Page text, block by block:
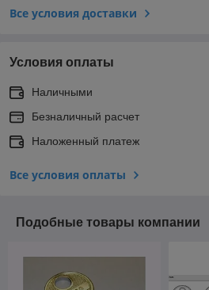
Все условия доставки
Условия оплаты
Наличными
Безналичный расчет
Наложенный платеж
Все условия оплаты
Подобные товары компании